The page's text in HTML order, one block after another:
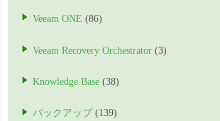
Veeam ONE (86)
Veeam Recovery Orchestrator (3)
Knowledge Base (38)
バックアップ (139)